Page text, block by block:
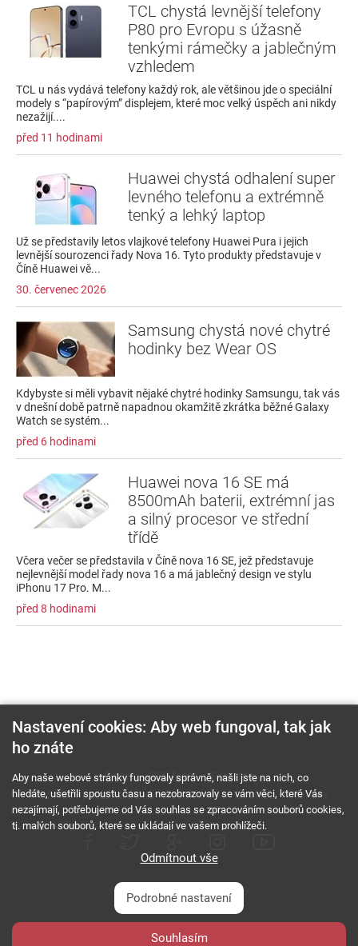
TCL chystá levnější telefony
P80 pro Evropu s úžasně
tenkými rámečky a jablečným
vzhledem
TCL u nás vydává telefony každý rok, ale většinou jde o speciální
modely s “papírovým” displejem, které moc velký úspěch ani nikdy
nezažijí....
před 11 hodinami
Huawei chystá odhalení super
levného telefonu a extrémně
tenký a lehký laptop
Už se představily letos vlajkové telefony Huawei Pura i jejich
levnější sourozenci řady Nova 16. Tyto produkty představuje v
Číně Huawei vě...
30. červenec 2026
Samsung chystá nové chytré
hodinky bez Wear OS
Kdybyste si měli vybavit nějaké chytré hodinky Samsungu, tak vás
v dnešní době patrně napadnou okamžitě zkrátka běžné Galaxy
Watch se systém...
před 6 hodinami
Huawei nova 16 SE má
8500mAh baterii, extrémní jas
a silný procesor ve střední
třídě
Včera večer se představila v Číně nova 16 SE, jež představuje
nejlevnější model řady nova 16 a má jablečný design ve stylu
iPhonu 17 Pro. M...
před 8 hodinami
O nás RSS feed
Reklama
Podmínky použití a ochrana soukromí
Cookies Kariéra
Copyright © 2000 - 2026 NetComp, spol. s r.o.
Všechna práva vyhrazena.
PESL.NAME
Nastavení cookies: Aby web fungoval, tak jak
ho znáte
Aby naše webové stránky fungovaly správně, našli jste na nich, co
hledáte, ušetřili spoustu času a nezobrazovaly se vám věci, které Vás
nezajímají, potřebujeme od Vás souhlas se zpracováním souborů cookies,
tj. malých souborů, které se ukládají ve vašem prohlížeči.
Odmítnout vše
Podrobné nastavení
Souhlasím